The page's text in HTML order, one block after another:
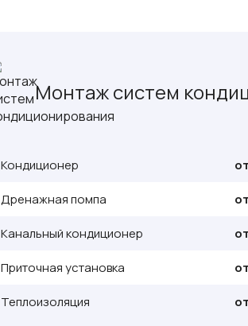
Монтаж систем
Кондиционер
Дренажная помпа
Канальный кондиционер
Приточная установка
Теплоизоляция